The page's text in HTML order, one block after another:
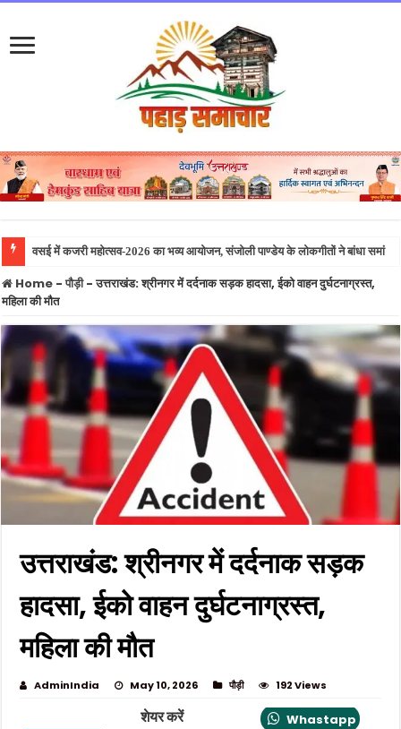
खड़गे की रैली स
Home - पौड़ी- उत्तराखंड: श्रीनगर में दर्दनाक सड़क हादसा, ईको वाहन दुर्घटनाग्रस्त,
महिला की मौत
उत्तराखंड: श्रीनगर में दर्दनाक सड़क
हादसा, ईको वाहन दुर्घटनाग्रस्त,
महिला की मौत
AdminIndia May 10, 2026 पौड़ी 192 Views
शेयर करें
Whastapp